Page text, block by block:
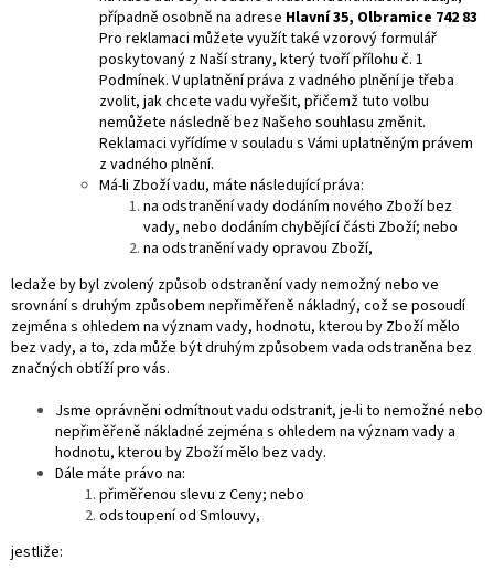
případně osobně na adrese Hlavní 35, Olbramice 742 83
Pro reklamaci můžete využít také vzorový formulář
poskytovaný z Naší strany, který tvoří přílohu č. 1
Podmínek. V uplatnění práva z vadného plnění je třeba
zvolit, jak chcete vadu vyřešit, přičemž tuto volbu
nemůžete následně bez Našeho souhlasu změnit.
Reklamaci vyřídíme v souladu s Vámi uplatněným právem
z vadného plnění.
Má-li Zboží vadu, máte následující práva:
na odstranění vady dodáním nového Zboží bez
vady, nebo dodáním chybějící části Zboží; nebo
na odstranění vady opravou Zboží,
ledaže by byl zvolený způsob odstranění vady nemožný nebo ve
srovnání s druhým způsobem nepřiměřeně nákladný, což se posoudí
zejména s ohledem na význam vady, hodnotu, kterou by Zboží mělo
bez vady, a to, zda může být druhým způsobem vada odstraněna bez
značných obtíží pro vás.
Jsme oprávněni odmítnout vadu odstranit, je-li to nemožné nebo
nepřiměřeně nákladné zejména s ohledem na význam vady a
hodnotu, kterou by Zboží mělo bez vady.
Dále máte právo na:
přiměřenou slevu z Ceny; nebo
odstoupení od Smlouvy,
jestliže: